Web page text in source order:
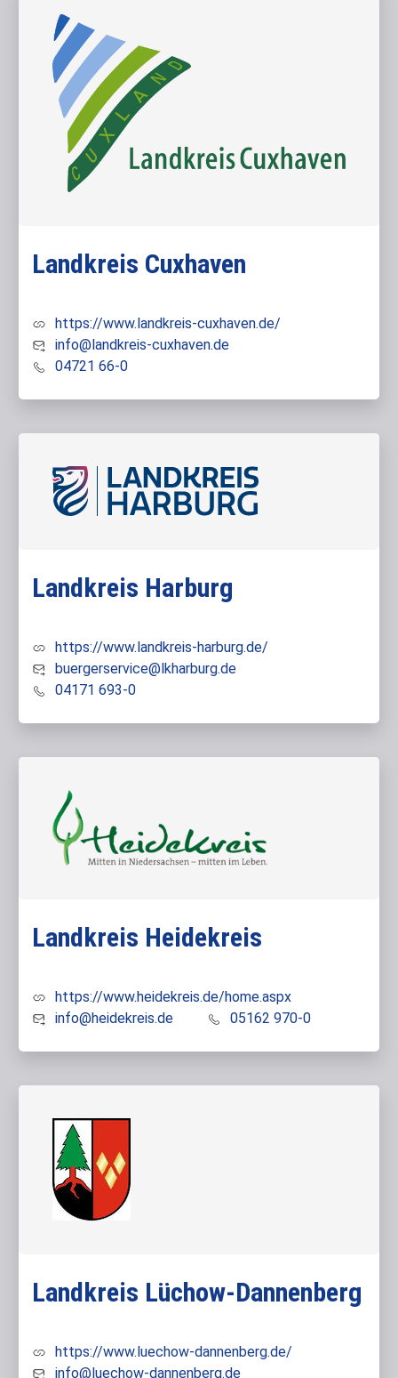
Landkreis Cuxhaven
https://www.landkreis-cuxhaven.de/
info@landkreis-cuxhaven.de
04721 66-0
Landkreis Harburg
https://www.landkreis-harburg.de/
buergerservice@lkharburg.de
04171 693-0
Landkreis Heidekreis
https://www.heidekreis.de/home.aspx
info@heidekreis.de
05162 970-0
Landkreis Lüchow-Dannenberg
https://www.luechow-dannenberg.de/
info@luechow-dannenberg.de